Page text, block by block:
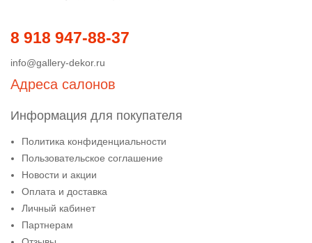
8 918 947-88-37
info@gallery-dekor.ru
Адреса салонов
Информация для покупателя
Политика конфиденциальности
Пользовательское соглашение
Новости и акции
Оплата и доставка
Личный кабинет
Партнерам